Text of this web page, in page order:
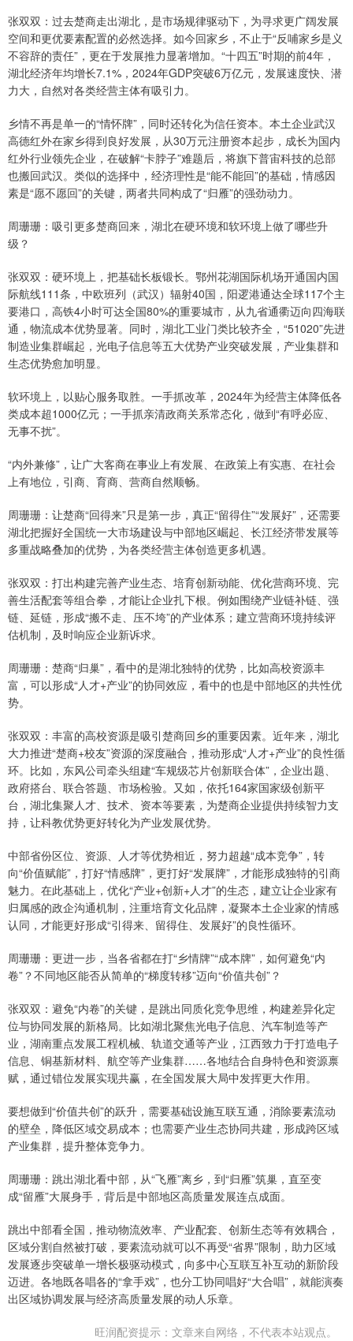
张双双：过去楚商走出湖北，是市场规律驱动下，为寻求更广阔发展
空间和更优要素配置的必然选择。如今回家乡，不止于“反哺家乡是义
不容辞的责任”，更在于发展推力显著增加。“十四五”时期的前4年，
湖北经济年均增长7.1%，2024年GDP突破6万亿元，发展速度快、潜
力大，自然对各类经营主体有吸引力。
乡情不再是单一的“情怀牌”，同时还转化为信任资本。本土企业武汉
高德红外在家乡得到良好发展，从30万元注册资本起步，成长为国内
红外行业领先企业，在破解“卡脖子”难题后，将旗下普宙科技的总部
也搬回武汉。类似的选择中，经济理性是“能不能回”的基础，情感因
素是“愿不愿回”的关键，两者共同构成了“归雁”的强劲动力。
周珊珊：吸引更多楚商回来，湖北在硬环境和软环境上做了哪些升
级？
张双双：硬环境上，把基础长板锻长。鄂州花湖国际机场开通国内国
际航线111条，中欧班列（武汉）辐射40国，阳逻港通达全球117个主
要港口，高铁4小时可达全国80%的重要城市，从九省通衢迈向四海联
通，物流成本优势显著。同时，湖北工业门类比较齐全，“51020”先进
制造业集群崛起，光电子信息等五大优势产业突破发展，产业集群和
生态优势愈加明显。
软环境上，以贴心服务取胜。一手抓改革，2024年为经营主体降低各
类成本超1000亿元；一手抓亲清政商关系常态化，做到“有呼必应、
无事不扰”。
“内外兼修”，让广大客商在事业上有发展、在政策上有实惠、在社会
上有地位，引商、育商、营商自然顺畅。
周珊珊：让楚商“回得来”只是第一步，真正“留得住”“发展好”，还需要
湖北把握好全国统一大市场建设与中部地区崛起、长江经济带发展等
多重战略叠加的优势，为各类经营主体创造更多机遇。
张双双：打出构建完善产业生态、培育创新动能、优化营商环境、完
善生活配套等组合拳，才能让企业扎下根。例如围绕产业链补链、强
链、延链，形成“搬不走、压不垮”的产业体系；建立营商环境持续评
估机制，及时响应企业新诉求。
周珊珊：楚商“归巢”，看中的是湖北独特的优势，比如高校资源丰
富，可以形成“人才+产业”的协同效应，看中的也是中部地区的共性优
势。
张双双：丰富的高校资源是吸引楚商回乡的重要因素。近年来，湖北
大力推进“楚商+校友”资源的深度融合，推动形成“人才+产业”的良性循
环。比如，东风公司牵头组建“车规级芯片创新联合体”，企业出题、
政府搭台、联合答题、市场检验。又如，依托164家国家级创新平
台，湖北集聚人才、技术、资本等要素，为楚商企业提供持续智力支
持，让科教优势更好转化为产业发展优势。
中部省份区位、资源、人才等优势相近，努力超越“成本竞争”，转
向“价值赋能”，打好“情感牌”，更打好“发展牌”，才能形成独特的引商
魅力。在此基础上，优化“产业+创新+人才”的生态，建立让企业家有
归属感的政企沟通机制，注重培育文化品牌，凝聚本土企业家的情感
认同，才能更好形成“引得来、留得住、发展好”的良性循环。
周珊珊：更进一步，当各省都在打“乡情牌”“成本牌”，如何避免“内
卷”？不同地区能否从简单的“梯度转移”迈向“价值共创”？
张双双：避免“内卷”的关键，是跳出同质化竞争思维，构建差异化定
位与协同发展的新格局。比如湖北聚焦光电子信息、汽车制造等产
业，湖南重点发展工程机械、轨道交通等产业，江西致力于打造电子
信息、铜基新材料、航空等产业集群……各地结合自身特色和资源禀
赋，通过错位发展实现共赢，在全国发展大局中发挥更大作用。
要想做到“价值共创”的跃升，需要基础设施互联互通，消除要素流动
的壁垒，降低区域交易成本；也需要产业生态协同共建，形成跨区域
产业集群，提升整体竞争力。
周珊珊：跳出湖北看中部，从“飞雁”离乡，到“归雁”筑巢，直至变
成“留雁”大展身手，背后是中部地区高质量发展连点成面。
跳出中部看全国，推动物流效率、产业配套、创新生态等有效耦合，
区域分割自然被打破，要素流动就可以不再受“省界”限制，助力区域
发展逐步突破单一增长极驱动模式，向多中心互联互补互动的新阶段
迈进。各地既各唱各的“拿手戏”，也分工协同唱好“大合唱”，就能演奏
出区域协调发展与经济高质量发展的动人乐章。
旺润配资提示：文章来自网络，不代表本站观点。